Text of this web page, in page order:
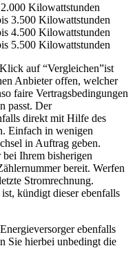
Kilowattstunden
3.500 Kilowattstunden
4.500 Kilowattstunden
5.500 Kilowattstunden
auf “Vergleichen”ist
Anbieter offen, welcher
faire Vertragsbedingungen
passt. Der
direkt mit Hilfe des
Einfach in wenigen
in Auftrag geben.
Ihrem bisherigen
bereit. Werfen
Stromrechnung.
kündigt dieser ebenfalls
ebenfalls
Sie hierbei unbedingt die